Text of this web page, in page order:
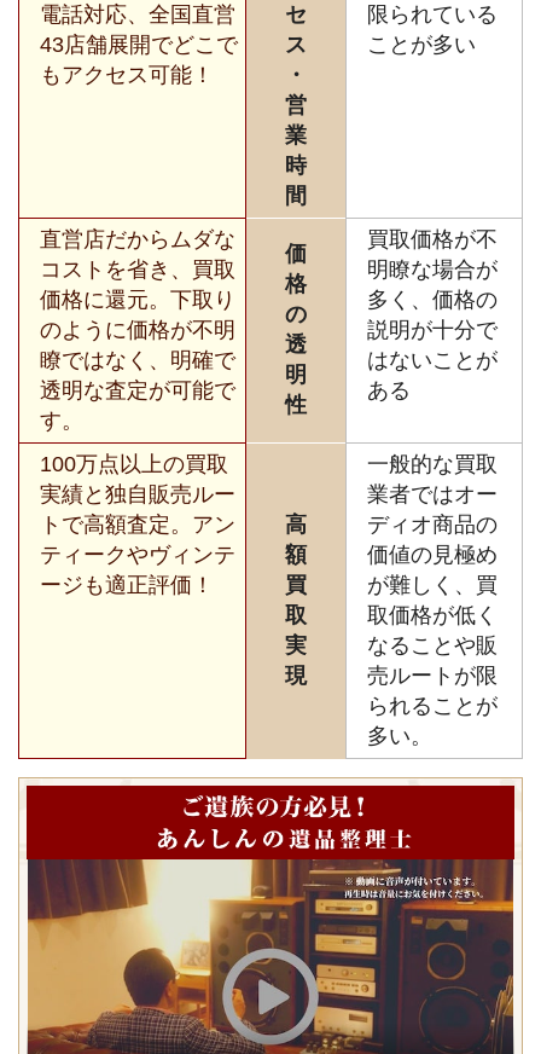
電話対応、全国直営
43店舗展開でどこで
もアクセス可能！
セ
ス
・
営
業
時
間
限られている
ことが多い
直営店だからムダな
コストを省き、買取
価格に還元。下取り
のように価格が不明
瞭ではなく、明確で
透明な査定が可能で
す。
価
格
の
透
明
性
買取価格が不
明瞭な場合が
多く、価格の
説明が十分で
はないことが
ある
100万点以上の買取
実績と独自販売ルー
トで高額査定。アン
ティークやヴィンテ
ージも適正評価！
高
額
買
取
実
現
一般的な買取
業者ではオー
ディオ商品の
価値の見極め
が難しく、買
取価格が低く
なることや販
売ルートが限
られることが
多い。